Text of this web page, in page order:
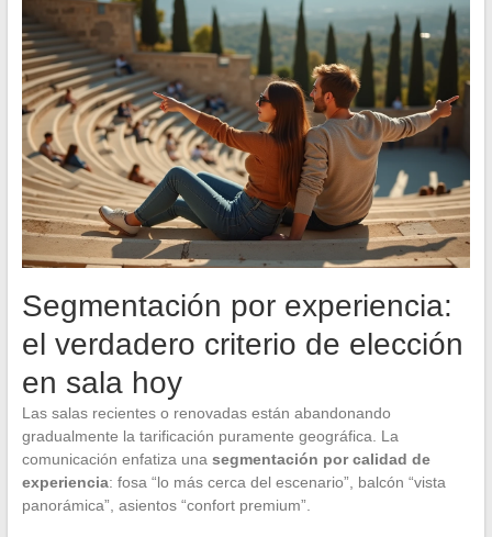
Segmentación por experiencia:
el verdadero criterio de elección
en sala hoy
Las salas recientes o renovadas están abandonando
gradualmente la tarificación puramente geográfica. La
comunicación enfatiza una segmentación por calidad de
experiencia: fosa “lo más cerca del escenario”, balcón “vista
panorámica”, asientos “confort premium”.